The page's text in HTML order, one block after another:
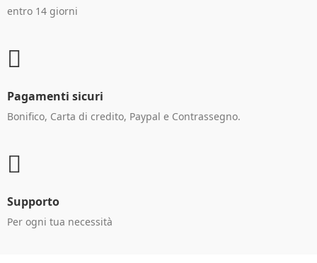
entro 14 giorni
Pagamenti sicuri
Bonifico, Carta di credito, Paypal e Contrassegno.
Supporto
Per ogni tua necessità